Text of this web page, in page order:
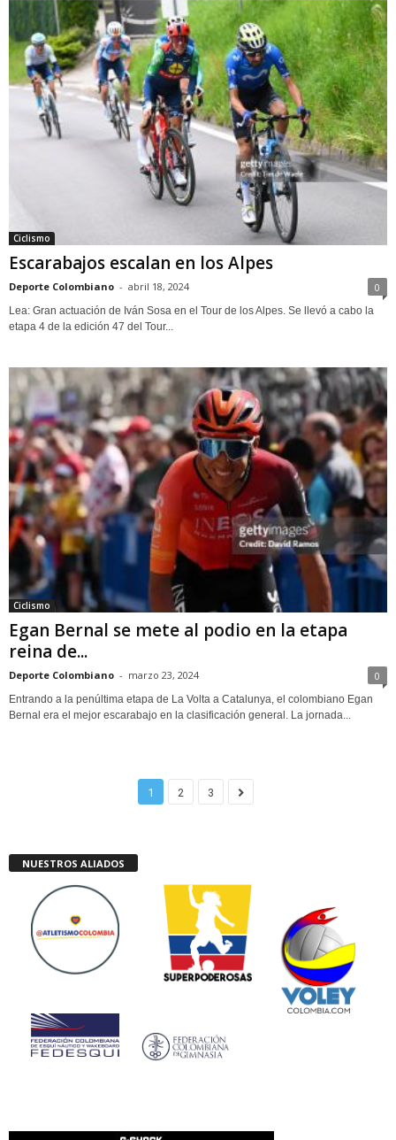
Ciclismo
Escarabajos escalan en los Alpes
Deporte Colombiano - abril 18, 2024 0
Lea: Gran actuación de Iván Sosa en el Tour de los Alpes. Se llevó a cabo la
etapa 4 de la edición 47 del Tour...
Ciclismo
Egan Bernal se mete al podio en la etapa
reina de...
Deporte Colombiano - marzo 23, 2024 0
Entrando a la penúltima etapa de La Volta a Catalunya, el colombiano Egan
Bernal era el mejor escarabajo en la clasificación general. La jornada...
1 2 3
NUESTROS ALIADOS